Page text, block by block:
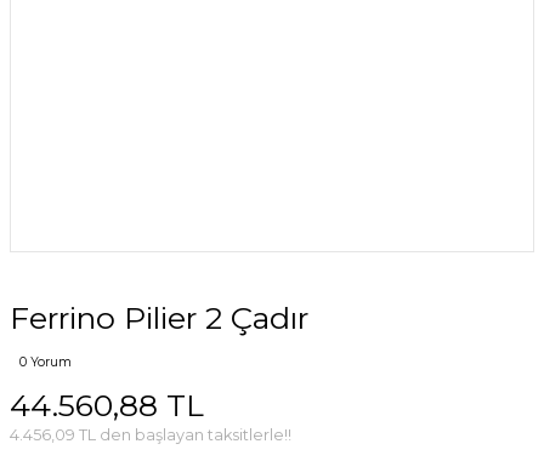
Ferrino Pilier 2 Çadır
0 Yorum
44.560,88 TL
4.456,09 TL den başlayan taksitlerle!!